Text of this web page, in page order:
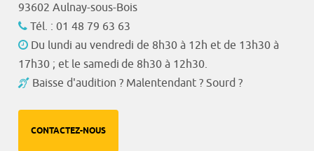
93602 Aulnay-sous-Bois
Tél. : 01 48 79 63 63
Du lundi au vendredi de 8h30 à 12h et de 13h30 à
17h30 ; et le samedi de 8h30 à 12h30.
Baisse d'audition ? Malentendant ? Sourd ?
CONTACTEZ-NOUS